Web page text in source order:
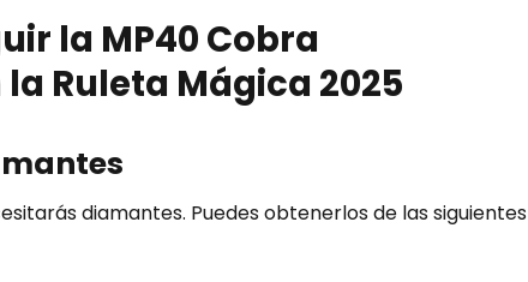
la MP40 Cobra
Ruleta Mágica 2025
diamantes. Puedes obtenerlos de las siguientes